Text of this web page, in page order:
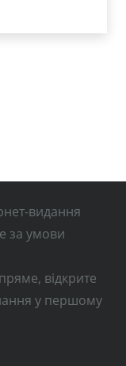
видання
за умови
відкрите
у першому